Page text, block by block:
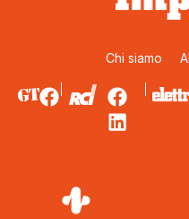
Chi siamo